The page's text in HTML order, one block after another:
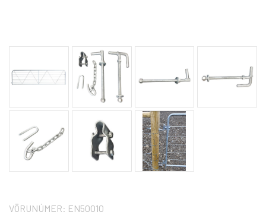
VÖRUNÚMER: EN50010